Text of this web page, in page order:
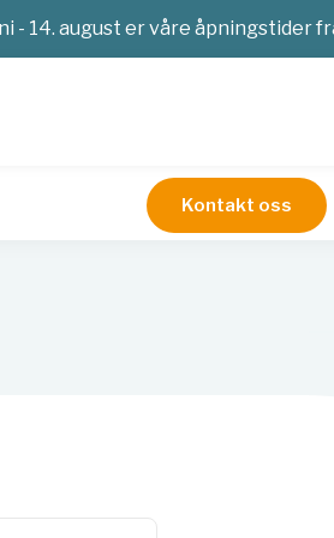
- 14. august er våre åpningstider
Kontakt oss